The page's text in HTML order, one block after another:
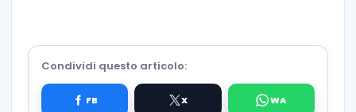
Condividi questo articolo: